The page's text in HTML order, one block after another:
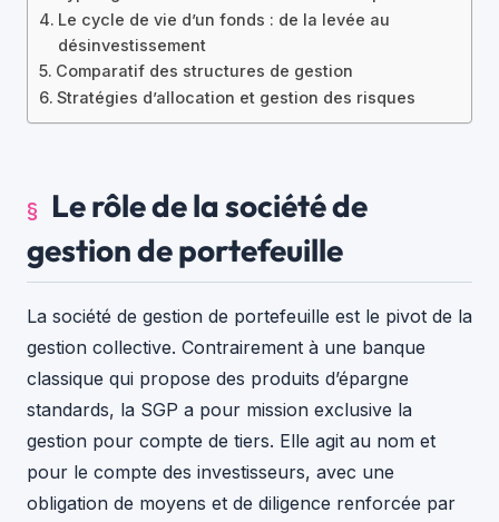
Le cycle de vie d’un fonds : de la levée au
désinvestissement
Comparatif des structures de gestion
Stratégies d’allocation et gestion des risques
Le rôle de la société de
gestion de portefeuille
La société de gestion de portefeuille est le pivot de la
gestion collective. Contrairement à une banque
classique qui propose des produits d’épargne
standards, la SGP a pour mission exclusive la
gestion pour compte de tiers. Elle agit au nom et
pour le compte des investisseurs, avec une
obligation de moyens et de diligence renforcée par